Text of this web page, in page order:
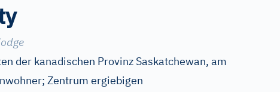
der kanadischen Provinz Saskatchewan, am
Zentrum ergiebigen